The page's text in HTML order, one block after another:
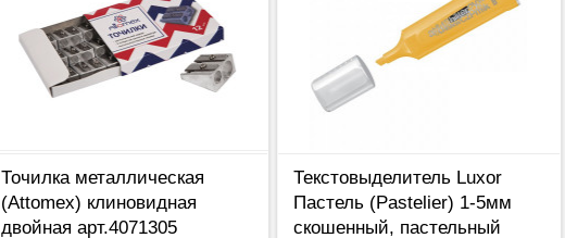
Точилка металлическая
(Attomex) клиновидная
двойная арт.4071305
Текстовыделитель Luxor
Пастель (Pastelier) 1-5мм
скошенный, пастельный